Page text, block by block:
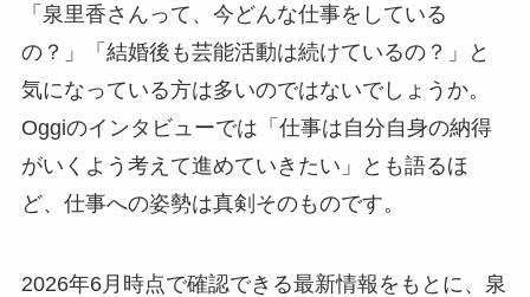
「泉里香さんって、今どんな仕事をしている
の？」「結婚後も芸能活動は続けているの？」と
気になっている方は多いのではないでしょうか。
Oggiのインタビューでは「仕事は自分自身の納得
がいくよう考えて進めていきたい」とも語るほ
ど、仕事への姿勢は真剣そのものです。
2026年6月時点で確認できる最新情報をもとに、泉